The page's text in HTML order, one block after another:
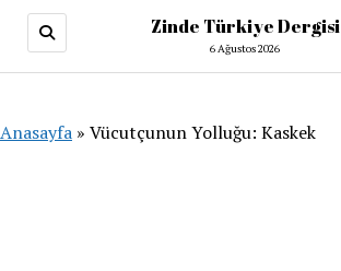
Zinde Türkiye Dergisi
6 Ağustos 2026
Anasayfa » Vücutçunun Yolluğu: Kaskek